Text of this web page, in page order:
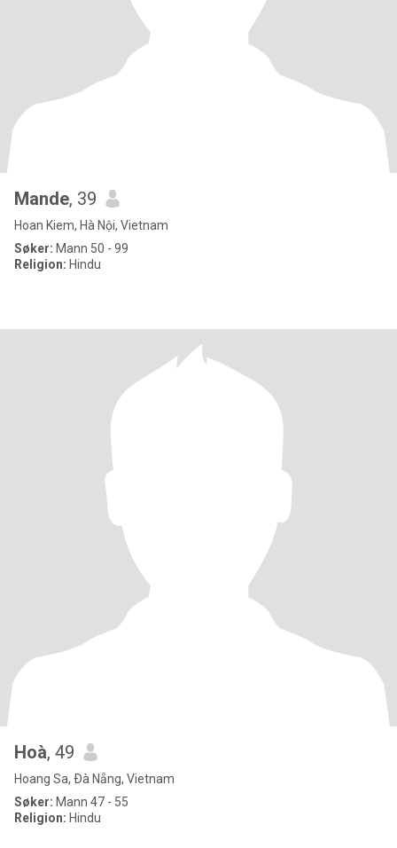
Mande, 39
Hoan Kiem, Hà Nội, Vietnam
Søker: Mann 50 - 99
Religion: Hindu
Hoà, 49
Hoang Sa, Ðà Nẵng, Vietnam
Søker: Mann 47 - 55
Religion: Hindu